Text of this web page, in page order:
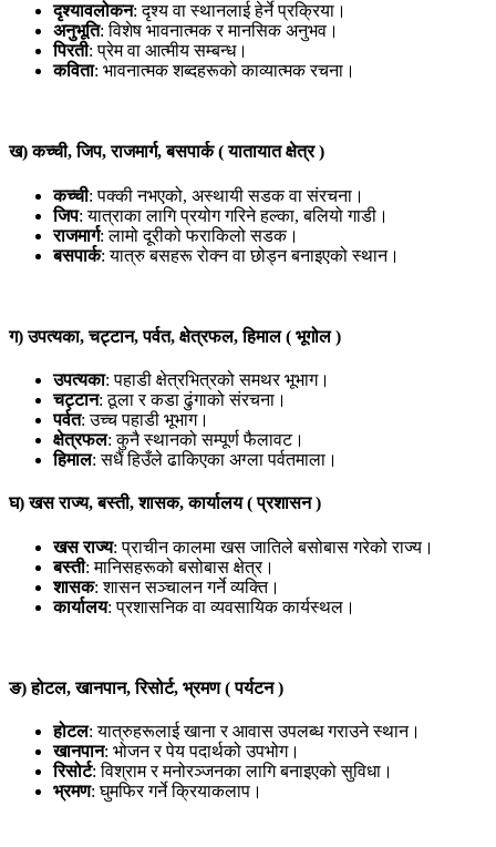
दृश्यावलोकन: दृश्य वा स्थानलाई हेर्ने प्रक्रिया।
अनुभूति: विशेष भावनात्मक र मानसिक अनुभव।
पिरती: प्रेम वा आत्मीय सम्बन्ध।
कविता: भावनात्मक शब्दहरूको काव्यात्मक रचना।
ख) कच्ची, जिप, राजमार्ग, बसपार्क ( यातायात क्षेत्र )
कच्ची: पक्की नभएको, अस्थायी सडक वा संरचना।
जिप: यात्राका लागि प्रयोग गरिने हल्का, बलियो गाडी।
राजमार्ग: लामो दूरीको फराकिलो सडक।
बसपार्क: यात्रु बसहरू रोक्न वा छोड्न बनाइएको स्थान।
ग) उपत्यका, चट्टान, पर्वत, क्षेत्रफल, हिमाल ( भूगोल )
उपत्यका: पहाडी क्षेत्रभित्रको समथर भूभाग।
चट्टान: ठूला र कडा ढुंगाको संरचना।
पर्वत: उच्च पहाडी भूभाग।
क्षेत्रफल: कुनै स्थानको सम्पूर्ण फैलावट।
हिमाल: सधैं हिउँले ढाकिएका अग्ला पर्वतमाला।
घ) खस राज्य, बस्ती, शासक, कार्यालय ( प्रशासन )
खस राज्य: प्राचीन कालमा खस जातिले बसोबास गरेको राज्य।
बस्ती: मानिसहरूको बसोबास क्षेत्र।
शासक: शासन सञ्चालन गर्ने व्यक्ति।
कार्यालय: प्रशासनिक वा व्यवसायिक कार्यस्थल।
ङ) होटल, खानपान, रिसोर्ट, भ्रमण ( पर्यटन )
होटल: यात्रुहरूलाई खाना र आवास उपलब्ध गराउने स्थान।
खानपान: भोजन र पेय पदार्थको उपभोग।
रिसोर्ट: विश्राम र मनोरञ्जनका लागि बनाइएको सुविधा।
भ्रमण: घुमफिर गर्ने क्रियाकलाप।